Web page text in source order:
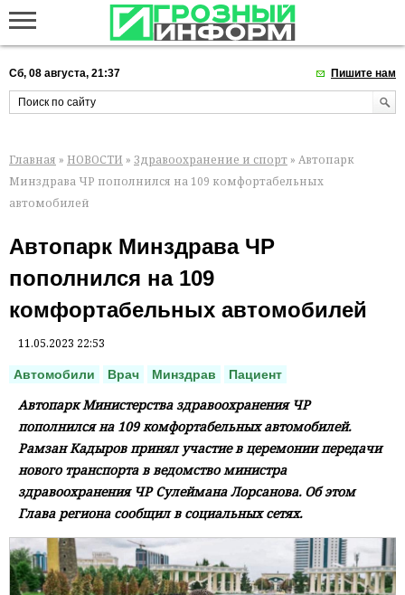
Сб, 08 августа, 21:37 Пишите нам
Главная » НОВОСТИ » Здравоохранение и спорт » Автопарк
Минздрава ЧР пополнился на 109 комфортабельных
автомобилей
Автопарк Минздрава ЧР
пополнился на 109
комфортабельных автомобилей
11.05.2023 22:53
Автомобили Врач Минздрав Пациент
Автопарк Министерства здравоохранения ЧР
пополнился на 109 комфортабельных автомобилей.
Рамзан Кадыров принял участие в церемонии передачи
нового транспорта в ведомство министра
здравоохранения ЧР Сулеймана Лорсанова. Об этом
Глава региона сообщил в социальных сетях.